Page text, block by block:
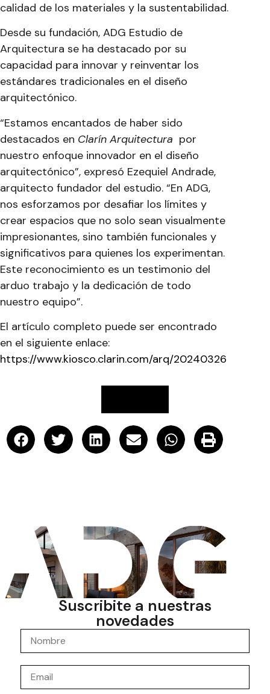
calidad de los materiales y la sustentabilidad.
Desde su fundación, ADG Estudio de
Arquitectura se ha destacado por su
capacidad para innovar y reinventar los
estándares tradicionales en el diseño
arquitectónico.
“Estamos encantados de haber sido
destacados en Clarín Arquitectura por
nuestro enfoque innovador en el diseño
arquitectónico”, expresó Ezequiel Andrade,
arquitecto fundador del estudio. “En ADG,
nos esforzamos por desafiar los límites y
crear espacios que no solo sean visualmente
impresionantes, sino también funcionales y
significativos para quienes los experimentan.
Este reconocimiento es un testimonio del
arduo trabajo y la dedicación de todo
nuestro equipo”.
El artículo completo puede ser encontrado
en el siguiente enlace:
https://www.kiosco.clarin.com/arq/20240326
Suscribite a nuestras
novedades